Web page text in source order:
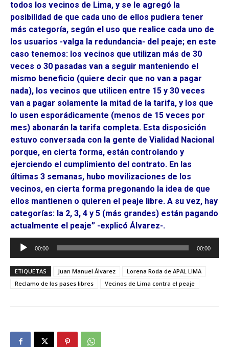
todos los vecinos de Lima, y se le agregó la
posibilidad de que cada uno de ellos pudiera tener
más categoría, según el uso que realice cada uno de
los usuarios -valga la redundancia- del peaje; en este
caso tenemos: los vecinos que utilizan más de 30
veces o 30 pasadas van a seguir manteniendo el
mismo beneficio (quiere decir que no van a pagar
nada), los vecinos que utilicen entre 15 y 30 veces
van a pagar solamente la mitad de la tarifa, y los que
lo usen esporádicamente (menos de 15 veces por
mes) abonarán la tarifa completa. Esta disposición
estuvo conversada con la gente de Vialidad Nacional
porque, en cierta forma, están controlando y
ejerciendo el cumplimiento del contrato. En las
últimas 3 semanas, hubo movilizaciones de los
vecinos, en cierta forma pregonando la idea de que
ellos mantienen o quieren el peaje libre. A su vez, hay
categorías: la 2, 3, 4 y 5 (más grandes) están pagando
actualmente el peaje” -explicó Álvarez-.
Reproductor
de
audio
00:00 00:00
ETIQUETAS Juan Manuel Álvarez
Lorena Roda de APAL LIMA
Reclamo de los pases libres
Vecinos de Lima contra el peaje